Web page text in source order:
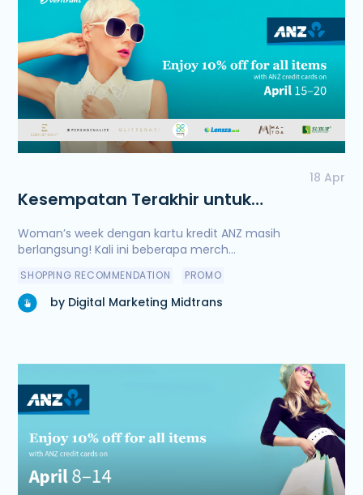
18 Apr
Kesempatan Terakhir untuk
Mendapatkan Diskon 10% di ANZ
Woman's Week
Woman’s week dengan kartu kredit ANZ masih
berlangsung! Kali ini beberapa merch...
SHOPPING RECOMMENDATION PROMO
by Digital Marketing Midtrans